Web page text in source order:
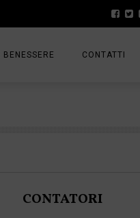
CONTATTI
CONTATORI